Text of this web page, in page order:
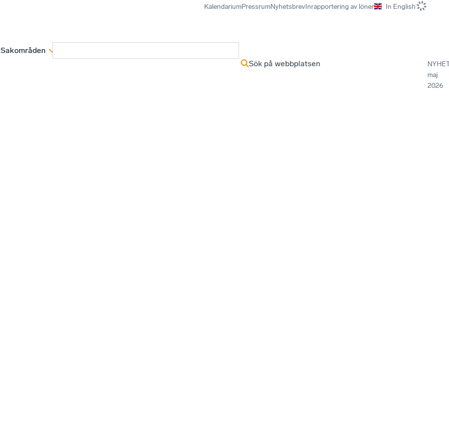
KalendariumPressrumNyhetsbrevInrapportering av löner In English
Sakområden
Sök på webbplatsen
maj
2026